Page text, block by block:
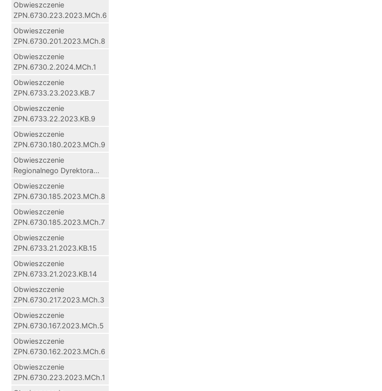
Obwieszczenie
ZPN.6730.223.2023.MCh.6
Obwieszczenie
ZPN.6730.201.2023.MCh.8
Obwieszczenie
ZPN.6730.2.2024.MCh.1
Obwieszczenie
ZPN.6733.23.2023.KB.7
Obwieszczenie
ZPN.6733.22.2023.KB.9
Obwieszczenie
ZPN.6730.180.2023.MCh.9
Obwieszczenie
Regionalnego Dyrektora...
Obwieszczenie
ZPN.6730.185.2023.MCh.8
Obwieszczenie
ZPN.6730.185.2023.MCh.7
Obwieszczenie
ZPN.6733.21.2023.KB.15
Obwieszczenie
ZPN.6733.21.2023.KB.14
Obwieszczenie
ZPN.6730.217.2023.MCh.3
Obwieszczenie
ZPN.6730.167.2023.MCh.5
Obwieszczenie
ZPN.6730.162.2023.MCh.6
Obwieszczenie
ZPN.6730.223.2023.MCh.1